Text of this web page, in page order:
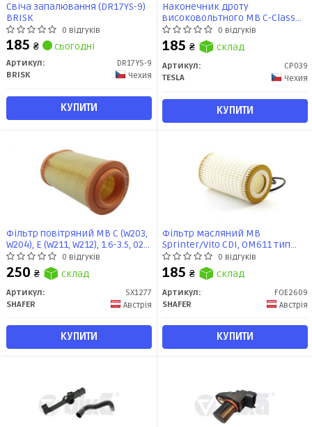
Свіча запалювання (DR17YS-9)
BRISK
0 відгуків
185 ₴ сьогодні
Артикул:
DR17YS-9
BRISK
Чехия
КУПИТИ
Наконечник дроту
високовольтного MB C-Class
(W203,W204), E-Class (W211,W212),
Sprinter (08-) (CP039) TESLA
BLATNA
0 відгуків
185 ₴ склад
Артикул:
CP039
TESLA
Чехия
КУПИТИ
Фільтр повітряний MB C (W203,
W204), E (W211, W212), 1.6-3.5, 02-
(SX1277) SHAFER0 відгуків
250 ₴ склад
Артикул:
SX1277
SHAFER
Австрія
КУПИТИ
Фільтр масляний MB
Sprinter/Vito CDI, OM611 тип
Mann, з веревкою по колу, 5
резинок (FOE2609) SHAFER
0 відгуків
185 ₴ склад
Артикул:
FOE2609
SHAFER
Австрія
КУПИТИ